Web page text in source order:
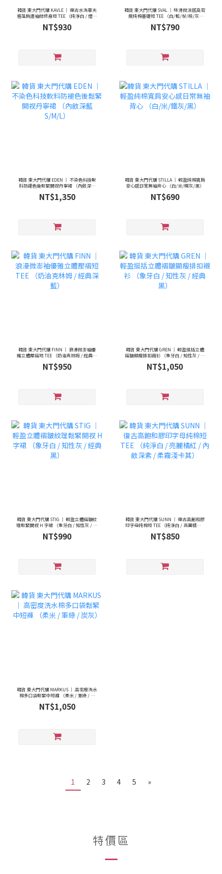
韓貨 東大門代購 KAVLE ｜ 復古水洗華夫
格落肩連袖微修身短 TEE （純淨白 / 煙燻
炭灰 / 濃郁可可）
NT$930
韓貨 東大門代購 SVAL ｜ 絲滑微涼感高密
度純棉基礎短 TEE （白/藍/粉/棕/灰/
黑）
NT$790
韓貨 東大門代購 EDEN ｜ 不染色科技軟
料防褪色後鬆緊開衩丹寧裙 （內斂深藍
S/M/L）
NT$1,350
韓貨 東大門代購 STILLA ｜ 輕盈純棉寬肩
安心感日常無袖背心 （白/米/鐵灰/黑）
NT$690
韓貨 東大門代購 FINN ｜ 浪漫微澎袖優
雅立體壓褶短 TEE （奶油克林姆 / 經典深
藍）
NT$950
韓貨 東大門代購 GREN ｜ 輕盈挺括立體
褶皺顯瘦排扣襯衫 （象牙白 / 知性灰 / 經
典黑）
NT$1,050
韓貨 東大門代購 STIG ｜ 輕盈立體褶皺紋
理鬆緊開衩 H 字裙 （象牙白 / 知性灰 / 經
典黑）
NT$990
韓貨 東大門代購 SUNN ｜ 復古高飽和膠
印字母純棉短 TEE （純淨白 / 亮麗橘紅 /
內斂深紫 / 柔霧淺卡其）
NT$850
韓貨 東大門代購 MARKUS ｜ 高密度洗水
棉多口袋鬆緊中短褲 （柔米 / 軍綠 / 炭
NT$1,050
1 2 3 4 5 »
特價區